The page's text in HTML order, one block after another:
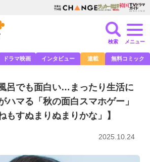
検索 メニュー
ドラマ映画 インタビュー 連載 無料コミック
呂でも面白い…まったり生活に
ハマる「秋の面白スマホゲー」
もすぬまりぬまりかな」】
2025.10.24